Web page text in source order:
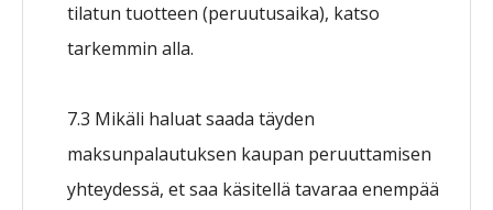
tilatun tuotteen (peruutusaika), katso
tarkemmin alla.
7.3 Mikäli haluat saada täyden
maksunpalautuksen kaupan peruuttamisen
yhteydessä, et saa käsitellä tavaraa enempää